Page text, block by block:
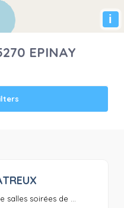
i
EPINAY
soirées de ...